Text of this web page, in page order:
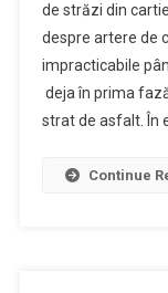
de străzi din
despre artere de
impracticabile
deja în prima
strat de asfalt. În
Continue